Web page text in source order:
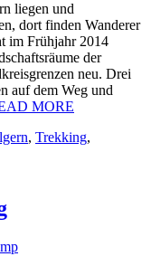
liegen und
dort finden Wanderer
im Frühjahr 2014
der
neu. Drei
auf dem Weg und
MORE
, Trekking,